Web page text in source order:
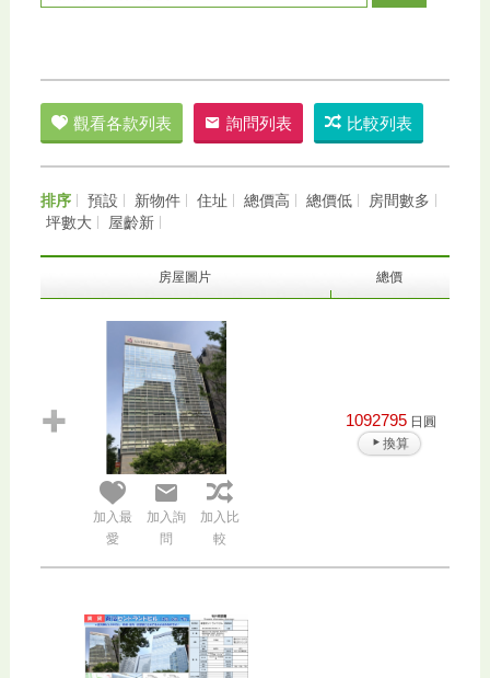
觀看各款列表 詢問列表 比較列表
排序 預設 新物件 住址 總價高 總價低
房間數多
坪數大
屋齡新
房屋圖片 總價
加入最
愛
加入詢
問
加入比
較
1092795 日圓
換算